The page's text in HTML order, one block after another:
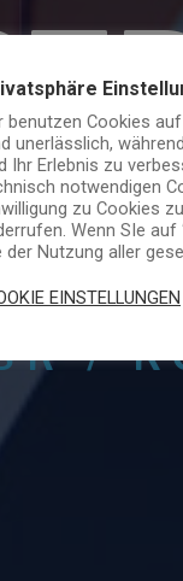
/
benutzen Cookies
unerlässlich,
Ihr Erlebnis zu
notwendigen
zu Cookies
Wenn SIe auf
der Nutzung aller
EINSTELLUNGEN